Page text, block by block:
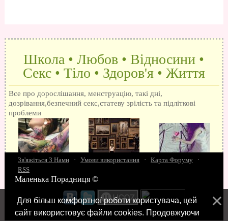
Школа • Любов • Відносини •
Секс • Тіло • Здоров'я • Життя
Все про дорослішання, менструацію, такі дні,
дозрівання,безпечний секс,статеву зрілість та підліткові
проблеми
15 запитань про секс Як досягти оргазм
Позбуваємось синців завагітніти після першого разу Хлопець хоче сексу
робити мінєт"Люблю" і "кохаю" різниця Про перший секс Займатися сексом
Зв'яжіться З Нами · Умови використання · Карта Форуму
·
RSS
Маленька Порадниця ©
Для більш комфортної роботи користувача, цей
сайт використовує файли cookies. Продовжуючи